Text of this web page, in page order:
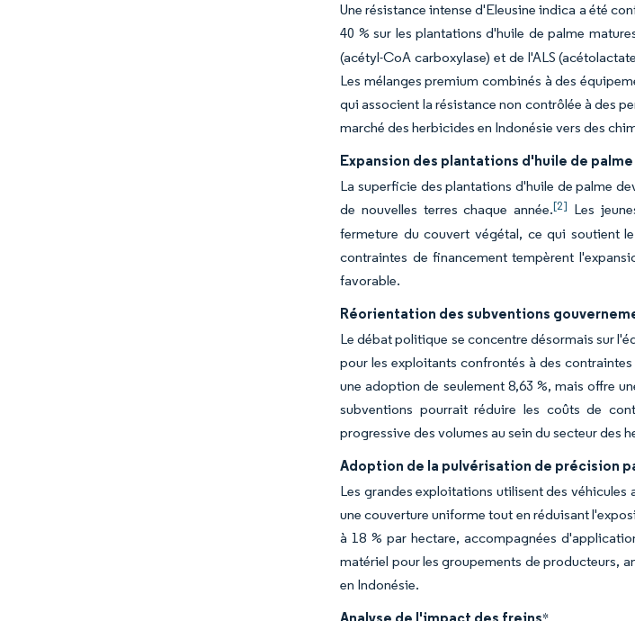
Une résistance intense d'Eleusine indica a été
40 % sur les plantations d'huile de palme
(acétyl-CoA carboxylase) et de l'ALS
Les mélanges premium combinés à des
qui associent la résistance non contrôlée à des
marché des herbicides en Indonésie vers des
Expansion des plantations d'huile de palme
La superficie des plantations d'huile de palme
de nouvelles terres chaque année.[2] Les
fermeture du couvert végétal, ce qui soutient
contraintes de financement tempèrent
favorable.
Réorientation des subventions
Le débat politique se concentre désormais sur
pour les exploitants confrontés à des
une adoption de seulement 8,63 %, mais offre
subventions pourrait réduire les coûts de
progressive des volumes au sein du secteur des
Adoption de la pulvérisation de précision
Les grandes exploitations utilisent des véhicules
une couverture uniforme tout en réduisant
à 18 % par hectare, accompagnées
matériel pour les groupements de producteurs,
en Indonésie.
Analyse de l'impact des freins